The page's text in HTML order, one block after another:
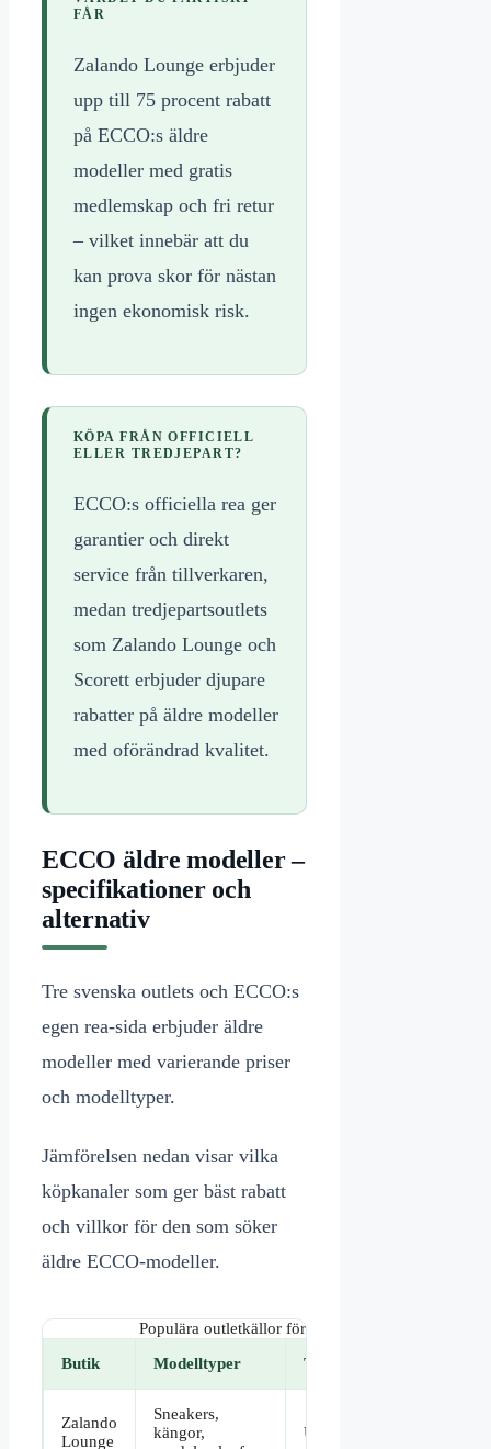
FÅR
Zalando Lounge erbjuder
upp till 75 procent rabatt
på ECCO:s äldre
modeller med gratis
medlemskap och fri retur
– vilket innebär att du
kan prova skor för nästan
ingen ekonomisk risk.
KÖPA FRÅN OFFICIELL
ELLER TREDJEPART?
ECCO:s officiella rea ger
garantier och direkt
service från tillverkaren,
medan tredjepartsoutlets
som Zalando Lounge och
Scorett erbjuder djupare
rabatter på äldre modeller
med oförändrad kvalitet.
ECCO äldre modeller –
specifikationer och
alternativ
Tre svenska outlets och ECCO:s
egen rea-sida erbjuder äldre
modeller med varierande priser
och modelltyper.
Jämförelsen nedan visar vilka
köpkanaler som ger bäst rabatt
och villkor för den som söker
äldre ECCO-modeller.
Populära outletkällor för äldre ECCO-modeller
Butik
Modelltyper Typisk rabatt
Zalando
Lounge
Sneakers,
kängor,
Upp till 75%